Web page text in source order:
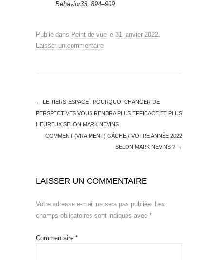
Behavior33, 894–909
Publié dans Point de vue le 31 janvier 2022.
Laisser un commentaire
← LE TIERS-ESPACE : POURQUOI CHANGER DE
PERSPECTIVES VOUS RENDRA PLUS EFFICACE ET PLUS
HEUREUX SELON MARK NEVINS
COMMENT (VRAIMENT) GÂCHER VOTRE ANNÉE 2022
SELON MARK NEVINS ? →
LAISSER UN COMMENTAIRE
Votre adresse e-mail ne sera pas publiée. Les
champs obligatoires sont indiqués avec *
Commentaire *